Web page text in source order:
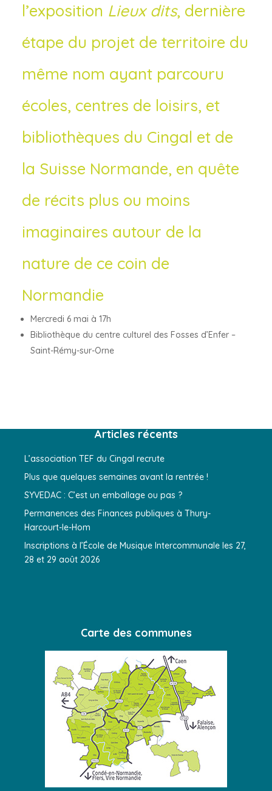
l’exposition Lieux dits, dernière
étape du projet de territoire du
même nom ayant parcouru
écoles, centres de loisirs, et
bibliothèques du Cingal et de
la Suisse Normande, en quête
de récits plus ou moins
imaginaires autour de la
nature de ce coin de
Normandie
Mercredi 6 mai à 17h
Bibliothèque du centre culturel des Fosses d’Enfer –
Saint-Rémy-sur-Orne
Articles récents
L’association TEF du Cingal recrute
Plus que quelques semaines avant la rentrée !
SYVEDAC : C’est un emballage ou pas ?
Permanences des Finances publiques à Thury-
Harcourt-le-Hom
Inscriptions à l’École de Musique Intercommunale les 27,
28 et 29 août 2026
Carte des communes